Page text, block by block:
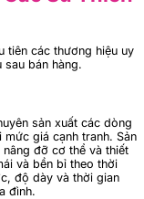
tiên các thương hiệu uy
bán hàng.
sản xuất các dòng
giá cạnh tranh. Sản
đỡ cơ thể và thiết
và bền bỉ theo thời
độ dày và thời gian
đình.